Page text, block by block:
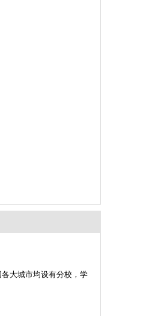
大城市均设有分校，学